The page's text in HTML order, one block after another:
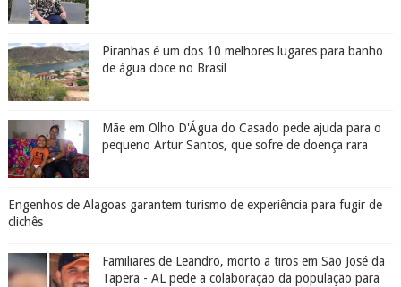
Piranhas é um dos 10 melhores lugares para banho
de água doce no Brasil
Mãe em Olho D'Água do Casado pede ajuda para o
pequeno Artur Santos, que sofre de doença rara
Engenhos de Alagoas garantem turismo de experiência para fugir de
clichês
Familiares de Leandro, morto a tiros em São José da
Tapera - AL pede a colaboração da população para